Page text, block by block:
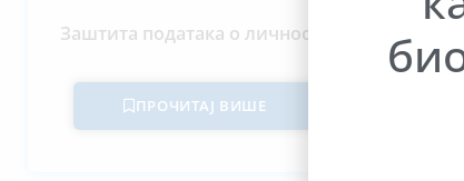
Заштита података о личности
ПРОЧИТАЈ ВИШЕ